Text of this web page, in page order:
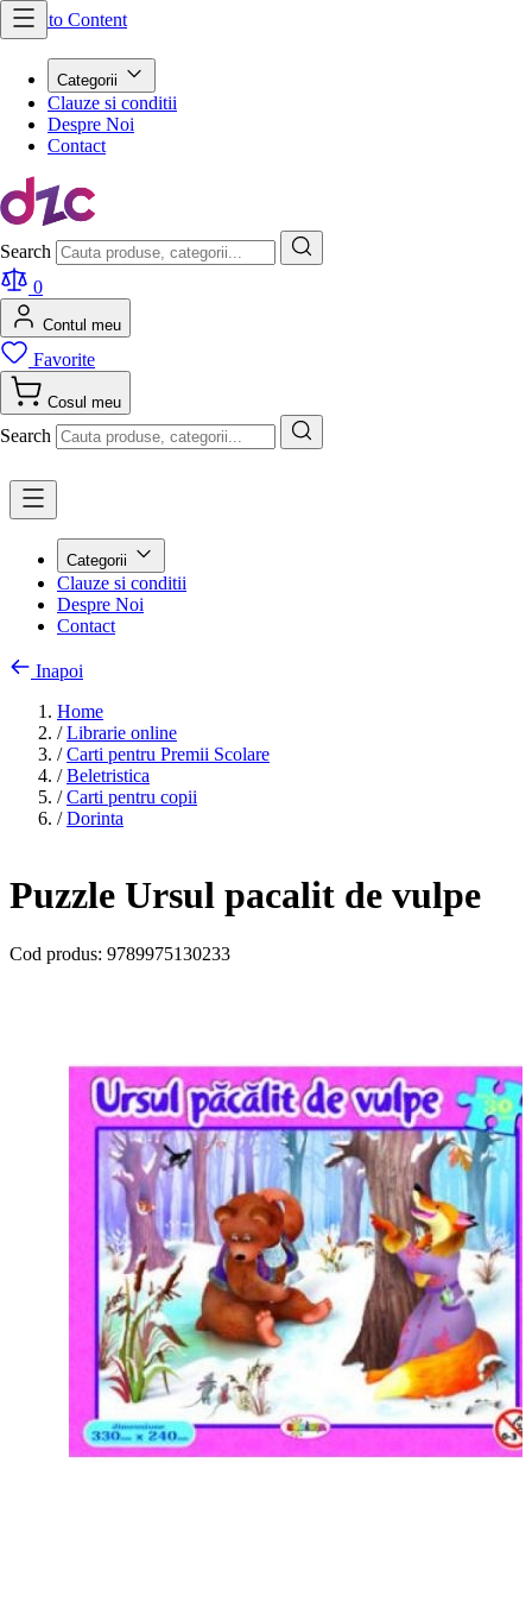
Skip to Content
Categorii
Clauze si conditii
Despre Noi
Contact
Search
0
Contul meu
Favorite
Cosul meu
Search
Categorii
Clauze si conditii
Despre Noi
Contact
Inapoi
Home
/ Librarie online
/ Carti pentru Premii Scolare
/ Beletristica
/ Carti pentru copii
/ Dorinta
Puzzle Ursul pacalit de vulpe
Cod produs: 9789975130233